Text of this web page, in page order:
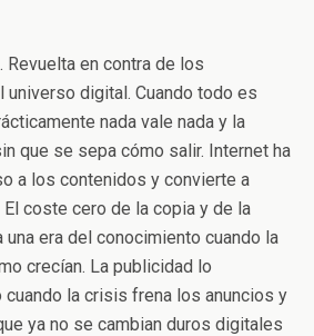
Revuelta en contra de los
digital. Cuando todo es
nada vale nada y la
que se sepa cómo salir. Internet ha
a los contenidos y convierte a
coste cero de la copia y de la
era del conocimiento cuando la
crecían. La publicidad lo
cuando la crisis frena los anuncios y
ya no se cambian duros digitales